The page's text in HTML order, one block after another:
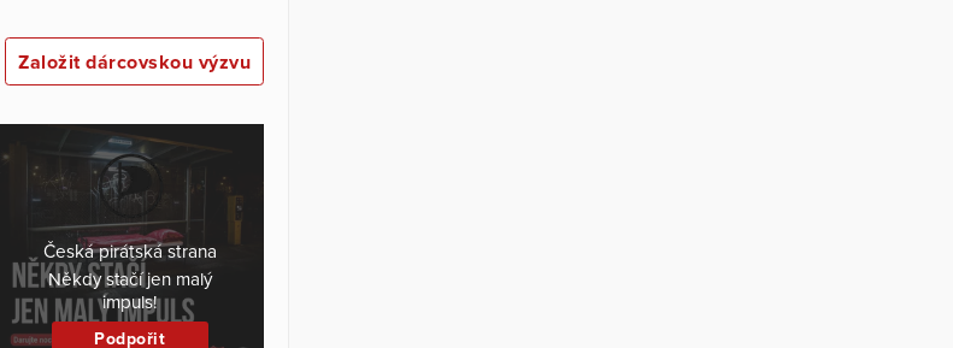
Založit dárcovskou výzvu
Česká pirátská strana
Někdy stačí jen malý
impuls!
Podpořit